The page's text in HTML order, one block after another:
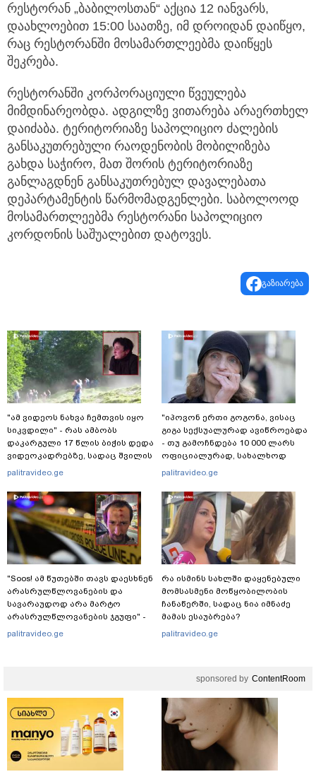
რესტორან „ბაბილოსთან“ აქცია 12 იანვარს,
დაახლოებით 15:00 საათზე, იმ დროიდან დაიწყო,
რაც რესტორანში მოსამართლეებმა დაიწყეს
შეკრება.
რესტორანში კორპორაციული წვეულება
მიმდინარეობდა. ადგილზე ვითარება არაერთხელ
დაიძაბა. ტერიტორიაზე საპოლიციო ძალების
განსაკუთრებული რაოდენობის მობილიზება
გახდა საჭირო, მათ შორის ტერიტორიაზე
განლაგდნენ განსაკუთრებულ დავალებათა
დეპარტამენტის წარმომადგენლები. საბოლოოდ
მოსამართლეებმა რესტორანი საპოლიციო
კორდონის საშუალებით დატოვეს.
გაზიარება
"ამ ვიდეოს ნახვა ჩემთვის იყო
სიკვდილი" - რას ამბობს
დაკარგული 17 წლის ბიჭის დედა
ვიდეოკადრებზე, სადაც შვილის
განწირული ვედრების ხმა
palitravideo.ge
"Soos! ამ წუთებში თავს დაესხნენ
არასრულწლოვანების და
სავარაუდოდ არა მარტო
არასრულწლოვანების ჯგუფი" -
რა ინფორმაციას ავრცელებს
palitravideo.ge
"იპოვონ ერთი გოგონა, ვისაც
გიგა სექსუალურად ავიწროებდა
- თუ გამოჩნდება 10 000 ლარს
ოფიციალურად, სახალხოდ
გადავცემ" - ეკა კუპატაძე
palitravideo.ge
რა ისმინს სახლში დაყენებული
მომსასმენი მოწყობილობის
ჩანაწერში, სადაც ნია იმნაძე
მამას ესაუბრება?
palitravideo.ge
sponsored by ContentRoom